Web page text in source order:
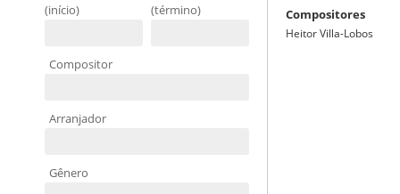
(início)
(término)
Compositor
Arranjador
Gênero
Compositores
Heitor Villa-Lobos